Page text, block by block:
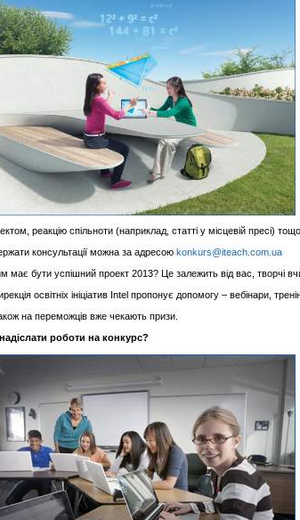
реакцію спільноти (наприклад, статті у місцевій пресі) тощо.
консультації можна за адресою konkurs@iteach.com.ua
має бути успішний проект 2013? Це залежить від вас, творчі
освітніх ініціатив Intel пропонує допомогу – вебінари,
на переможців вже чекають призи.
роботи на конкурс?